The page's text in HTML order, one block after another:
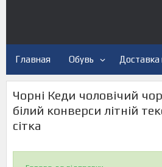
Главная Обувь
Чорні Кеди чоловічий
білий конверси літній
сітка